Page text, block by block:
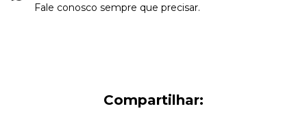
Fale conosco sempre que precisar.
Compartilhar: